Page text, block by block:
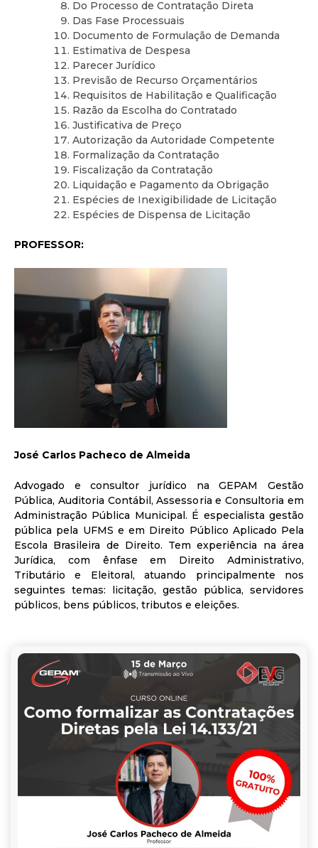
Do Processo de Contratação Direta
Das Fase Processuais
Documento de Formulação de Demanda
Estimativa de Despesa
Parecer Jurídico
Previsão de Recurso Orçamentários
Requisitos de Habilitação e Qualificação
Razão da Escolha do Contratado
Justificativa de Preço
Autorização da Autoridade Competente
Formalização da Contratação
Fiscalização da Contratação
Liquidação e Pagamento da Obrigação
Espécies de Inexigibilidade de Licitação
Espécies de Dispensa de Licitação
PROFESSOR:
José Carlos Pacheco de Almeida
Advogado e consultor jurídico na GEPAM Gestão
Pública, Auditoria Contábil, Assessoria e Consultoria em
Administração Pública Municipal. É especialista gestão
pública pela UFMS e em Direito Público Aplicado Pela
Escola Brasileira de Direito. Tem experiência na área
Jurídica, com ênfase em Direito Administrativo,
Tributário e Eleitoral, atuando principalmente nos
seguintes temas: licitação, gestão pública, servidores
públicos, bens públicos, tributos e eleições.